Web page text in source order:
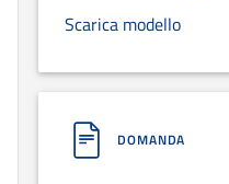
Scarica modello
DOMANDA